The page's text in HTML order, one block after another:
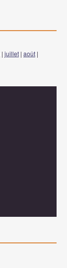
| juillet | août |